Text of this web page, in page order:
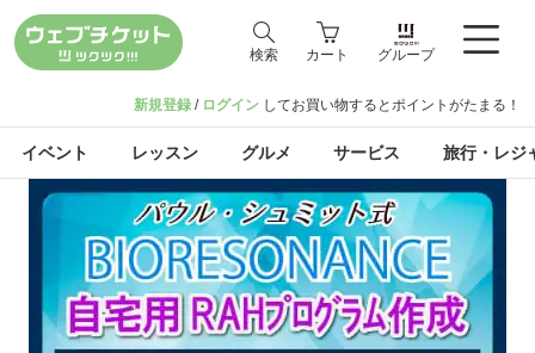
検索 カート グループ
新規登録 / ログイン してお買い物するとポイントがたまる！
イベント レッスン グルメ サービス 旅行・レジ